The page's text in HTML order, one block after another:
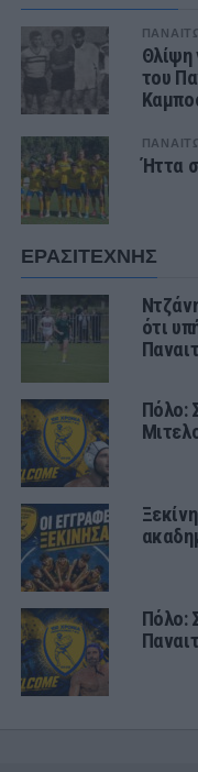
Θλίψη
του
Ήττα
ΕΡΑΣΙΤΕΧΝΗΣ
ότι
Πόλο:
Πόλο: